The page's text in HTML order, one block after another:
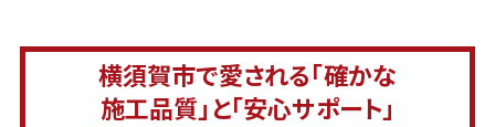
横須賀市で愛される「確かな
施工品質」と「安心サポート」